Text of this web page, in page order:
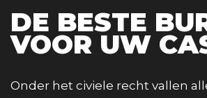
DE BESTE
VOOR UW
Onder het civiele recht vallen